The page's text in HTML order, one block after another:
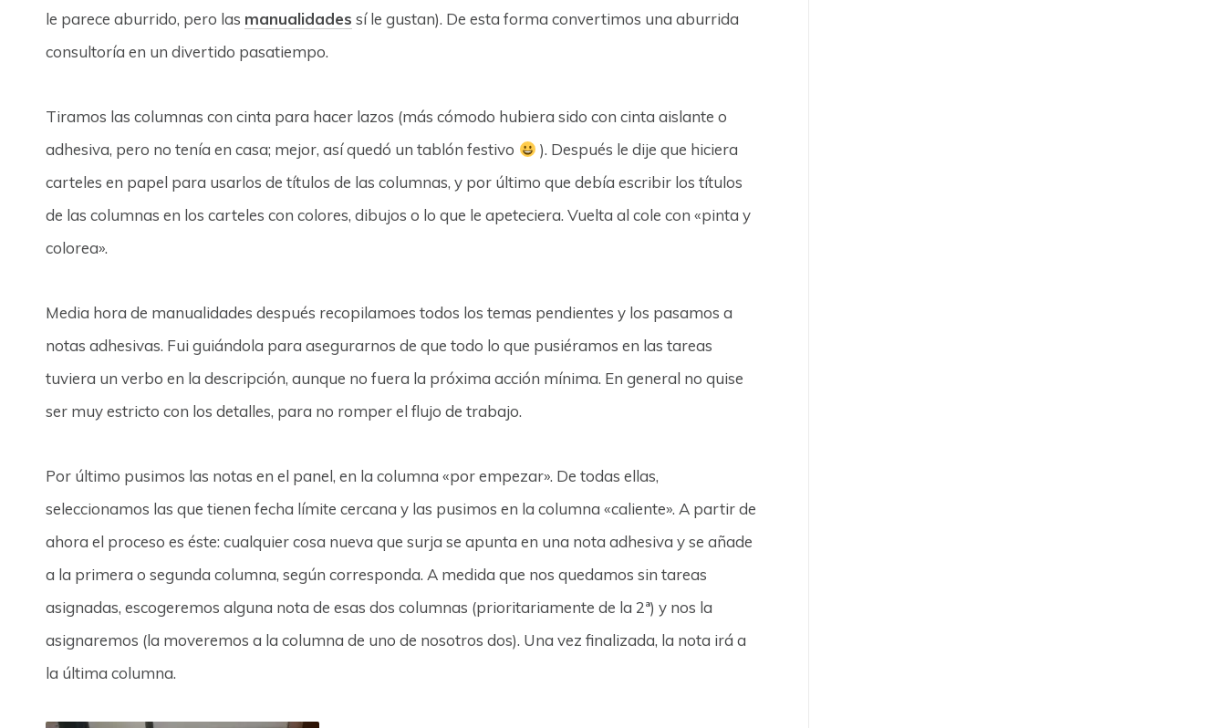
le parece aburrido, pero las manualidades sí le gustan). De esta forma convertimos una aburrida
consultoría en un divertido pasatiempo.
Tiramos las columnas con cinta para hacer lazos (más cómodo hubiera sido con cinta aislante o
adhesiva, pero no tenía en casa; mejor, así quedó un tablón festivo
). Después le dije que hiciera
carteles en papel para usarlos de títulos de las columnas, y por último que debía escribir los títulos
de las columnas en los carteles con colores, dibujos o lo que le apeteciera. Vuelta al cole con «pinta y
colorea».
Media hora de manualidades después recopilamoes todos los temas pendientes y los pasamos a
notas adhesivas. Fui guiándola para asegurarnos de que todo lo que pusiéramos en las tareas
tuviera un verbo en la descripción, aunque no fuera la próxima acción mínima. En general no quise
ser muy estricto con los detalles, para no romper el flujo de trabajo.
Por último pusimos las notas en el panel, en la columna «por empezar». De todas ellas,
seleccionamos las que tienen fecha límite cercana y las pusimos en la columna «caliente». A partir de
ahora el proceso es éste: cualquier cosa nueva que surja se apunta en una nota adhesiva y se añade
a la primera o segunda columna, según corresponda. A medida que nos quedamos sin tareas
asignadas, escogeremos alguna nota de esas dos columnas (prioritariamente de la 2ª) y nos la
asignaremos (la moveremos a la columna de uno de nosotros dos). Una vez finalizada, la nota irá a
la última columna.